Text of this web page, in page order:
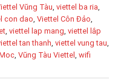
Vũng Tàu viettel ba ria
con dao Viettel Côn Đảo
viettel lap mang viettel lắp
tan thanh viettel vung tau
Vũng Tàu Viettel wifi